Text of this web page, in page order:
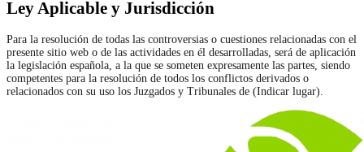
Ley Aplicable y Jurisdicción
Para la resolución de todas las controversias o cuestiones relacionadas con el
presente sitio web o de las actividades en él desarrolladas, será de aplicación
la legislación española, a la que se someten expresamente las partes, siendo
competentes para la resolución de todos los conflictos derivados o
relacionados con su uso los Juzgados y Tribunales de (Indicar lugar).